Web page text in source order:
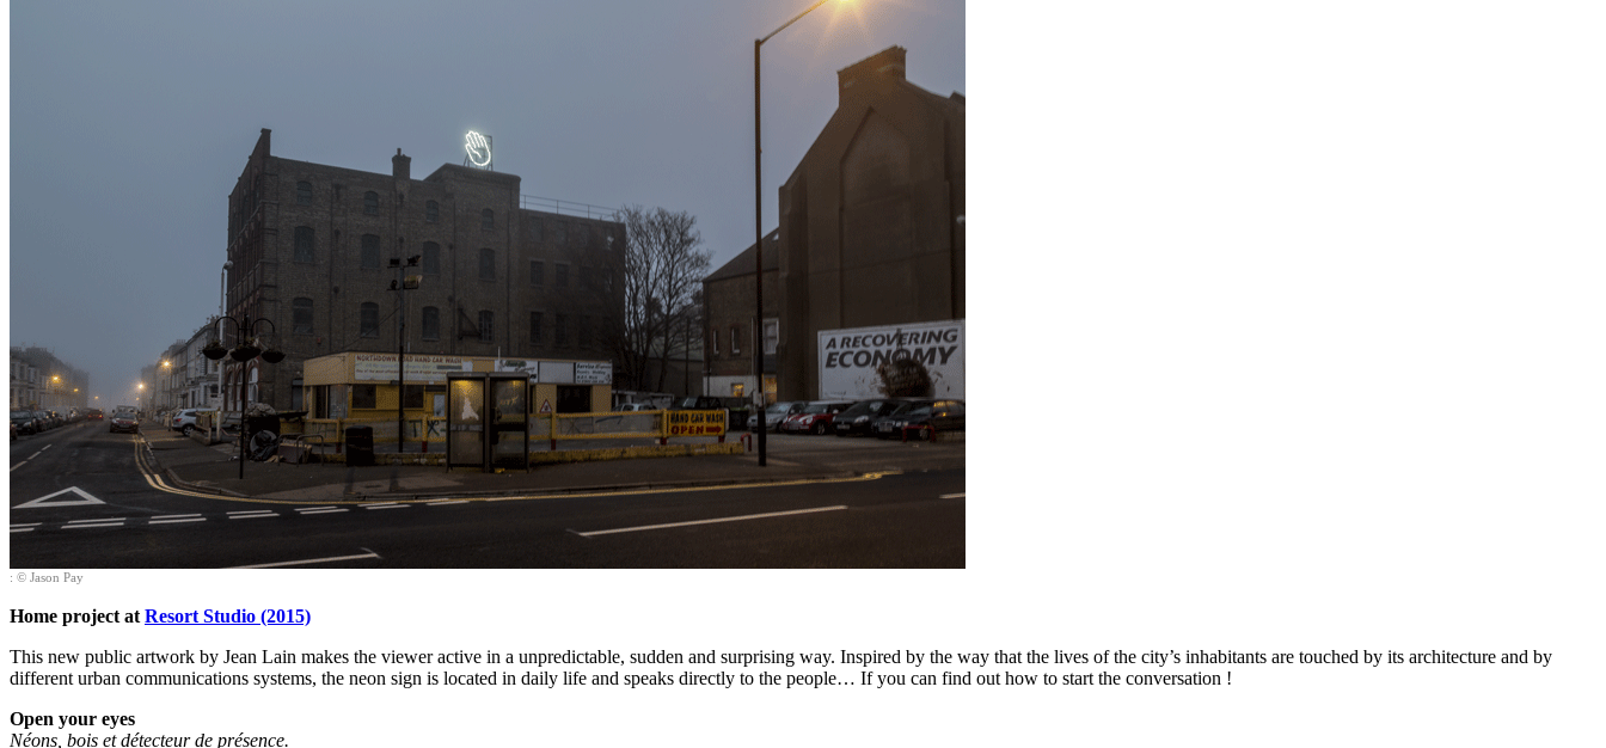
: © Jason Pay
Home project at Resort Studio (2015)
This new public artwork by Jean Lain makes the viewer active in a unpredictable, sudden and surprising way. Inspired by the way that the lives of the city’s inhabitants are touched by its architecture and by
different urban communications systems, the neon sign is located in daily life and speaks directly to the people… If you can find out how to start the conversation !
Open your eyes
Néons, bois et détecteur de présence.